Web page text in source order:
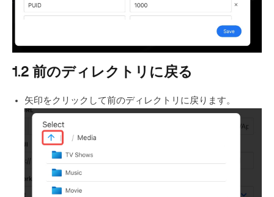
1.2 前のディレクトリに戻る
矢印をクリックして前のディレクトリに戻ります。